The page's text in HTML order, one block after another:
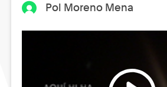
Pol Moreno Mena